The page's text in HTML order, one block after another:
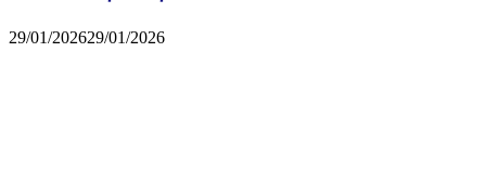
29/01/202629/01/2026